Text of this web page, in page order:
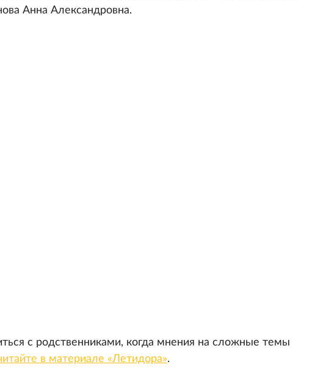
Анна Александровна.
с родственниками, когда мнения на сложные темы
в материале «Летидора».